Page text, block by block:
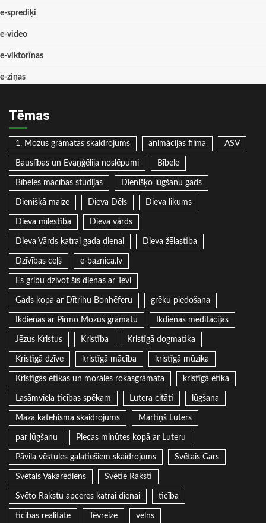
e-sprediķi
e-video
e-viktorīnas
e-ziņas
Tēmas
1. Mozus grāmatas skaidrojums animācijas filma ASV
Bauslības un Evaņģēlija noslēpumi Bībele
Bībeles mācības studijas Dienišķo lūgšanu gads
Dienišķā maize Dieva Dēls Dieva likums
Dieva mīlestība Dieva vārds
Dieva Vārds katrai gada dienai Dieva žēlastība
Dzīvības ceļš e-baznica.lv
Es gribu dzīvot šīs dienas ar Tevi
Gads kopa ar Dītrihu Bonhēferu grēku piedošana
Ikdienas ar Pirmo Mozus grāmatu Ikdienas meditācijas
Jēzus Kristus Kristība Kristīgā dogmatika
Kristīgā dzīve kristīgā mācība kristīgā mūzika
Kristīgās ētikas un morāles rokasgrāmata kristīgā ētika
Lasāmviela ticības spēkam Lutera citāti lūgšana
Mazā katehisma skaidrojums Mārtiņš Luters
par lūgšanu Piecas minūtes kopā ar Luteru
Pāvila vēstules galatiešiem skaidrojums Svētais Gars
Svētais Vakarēdiens Svētie Raksti
Svēto Rakstu apceres katrai dienai ticība
ticības realitāte Tēvreize velns